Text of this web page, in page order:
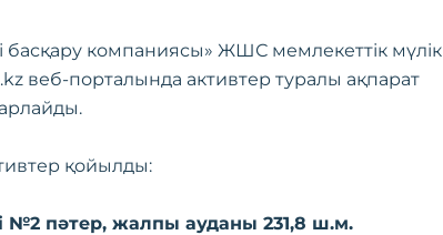
басқару компаниясы» ЖШС мемлекеттік мүлік
веб-порталында активтер туралы ақпарат
қойылды:
№2 пәтер, жалпы ауданы 231,8 ш.м.